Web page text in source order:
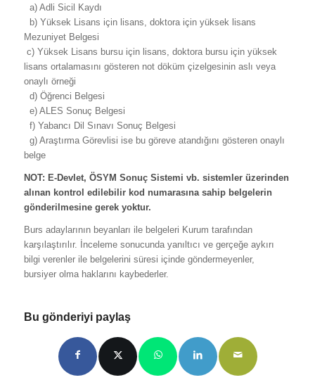
a) Adli Sicil Kaydı
b) Yüksek Lisans için lisans, doktora için yüksek lisans
Mezuniyet Belgesi
c) Yüksek Lisans bursu için lisans, doktora bursu için yüksek
lisans ortalamasını gösteren not döküm çizelgesinin aslı veya
onaylı örneği
d) Öğrenci Belgesi
e) ALES Sonuç Belgesi
f) Yabancı Dil Sınavı Sonuç Belgesi
g) Araştırma Görevlisi ise bu göreve atandığını gösteren onaylı
belge
NOT: E-Devlet, ÖSYM Sonuç Sistemi vb. sistemler üzerinden
alınan kontrol edilebilir kod numarasına sahip belgelerin
gönderilmesine gerek yoktur.
Burs adaylarının beyanları ile belgeleri Kurum tarafından
karşılaştırılır. İnceleme sonucunda yanıltıcı ve gerçeğe aykırı
bilgi verenler ile belgelerini süresi içinde göndermeyenler,
bursiyer olma haklarını kaybederler.
Bu gönderiyi paylaş